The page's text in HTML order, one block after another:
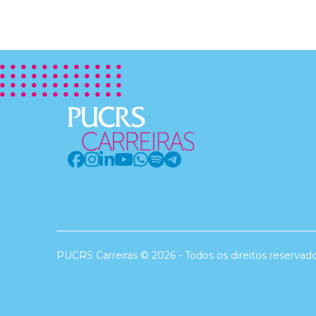
PUCRS Carreiras © 2026 - Todos os direitos